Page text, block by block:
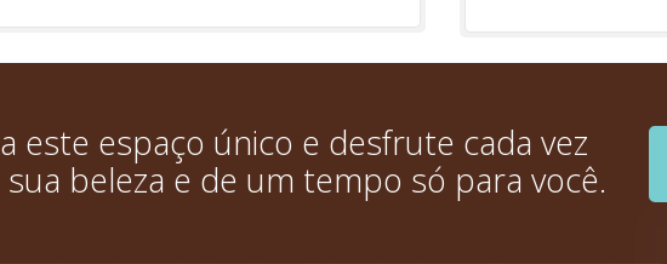
este espaço único e desfrute cada vez
sua beleza e de um tempo só para você.